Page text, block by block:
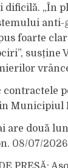
dificilă. „În
anti-
foarte clar
susține
contractele
Municipiul
are două
08/07/2026